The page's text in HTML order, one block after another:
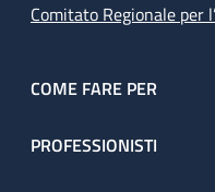
Comitato Regionale per
COME FARE PER
PROFESSIONISTI